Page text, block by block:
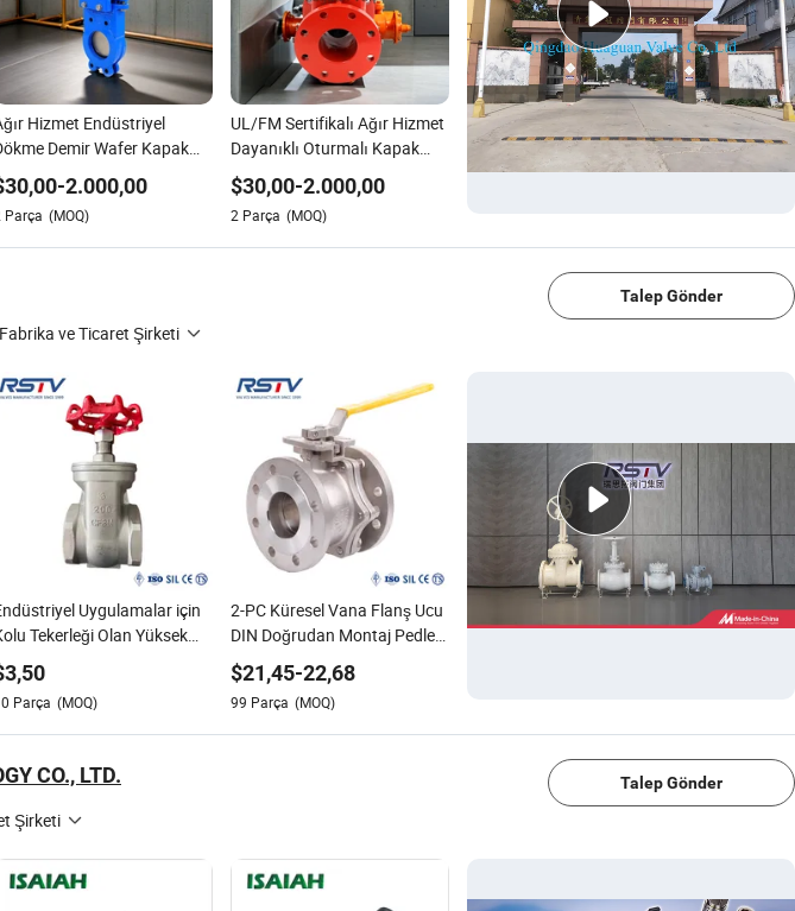
Hizmet Endüstriyel
Demir Wafer Kapak
Güvenilir Performans
30,00-2.000,00
Parça (MOQ)
UL/FM Sertifikalı Ağır Hizmet
Dayanıklı Oturmalı Kapak
Vanası Endüstriyel Kullanım
İçin
$30,00-2.000,00
2 Parça (MOQ)
ve Ticaret Şirketi
Talep Gönder
Uygulamalar için
Tekerleği Olan Yüksek
Paslanmaz Çelik Kapı
3,50
Parça (MOQ)
2-PC Küresel Vana Flanş Ucu
DIN Doğrudan Montaj Pedleri
Paslanmaz Çelik Endüstriyel
Vanalar
$21,45-22,68
99 Parça (MOQ)
CO., LTD.
Şirketi
Talep Gönder